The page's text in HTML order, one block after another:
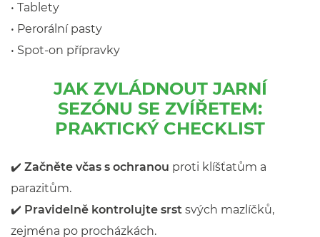
• Tablety
• Perorální pasty
• Spot-on přípravky
JAK ZVLÁDNOUT JARNÍ
SEZÓNU SE ZVÍŘETEM:
PRAKTICKÝ CHECKLIST
✔️ Začněte včas s ochranou proti klíšťatům a
parazitům.
✔️ Pravidelně kontrolujte srst svých mazlíčků,
zejména po procházkách.